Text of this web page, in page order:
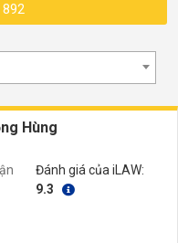
Hùng
Đánh giá của iLAW:
9.3